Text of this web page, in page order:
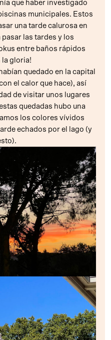
que haber investigado
municipales. Estos
una tarde calurosa en
pasar las tardes y los
entre baños rápidos
la gloria!
quedado en la capital
el calor que hace), así
de visitar unos lugares
quedadas hubo una
los colores vívidos
echados por el lago (y